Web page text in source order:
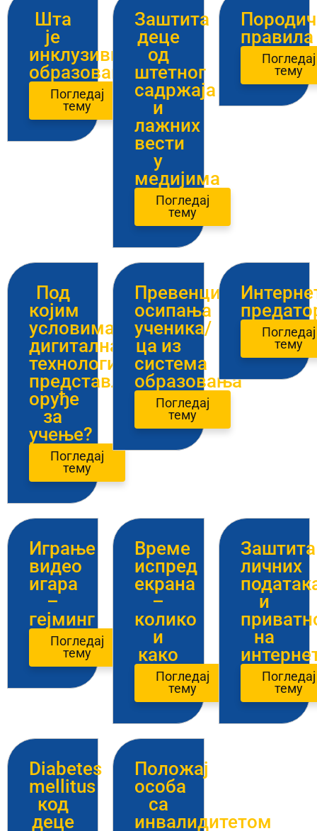
Шта
је
инклузивно
образовање?
Погледај
тему
Заштита
деце
од
штетног
садржаја
и
лажних
вести
у
медијима
Погледај
тему
правила
Погледај
тему
Под
којим
условима
дигитална
технологија
представља
оруђе
за
учење?
Погледај
тему
Превенција
осипања
ученика/
ца из
система
образовања
Погледај
тему
Погледај
тему
Играње
видео
игара
–
гејминг
Погледај
тему
Време
испред
екрана
–
колико
и
како
Погледај
тему
Заштита
личних
и
на
Погледај
тему
Diabetes
mellitus
код
деце
Положај
особа
са
инвалидитетом